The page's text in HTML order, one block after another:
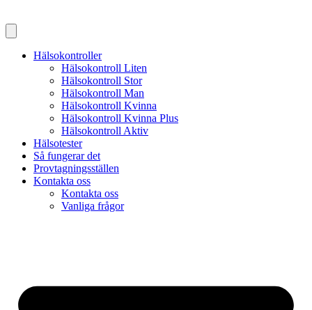
Hälsokontroller
Hälsokontroll Liten
Hälsokontroll Stor
Hälsokontroll Man
Hälsokontroll Kvinna
Hälsokontroll Kvinna Plus
Hälsokontroll Aktiv
Hälsotester
Så fungerar det
Provtagningsställen
Kontakta oss
Kontakta oss
Vanliga frågor